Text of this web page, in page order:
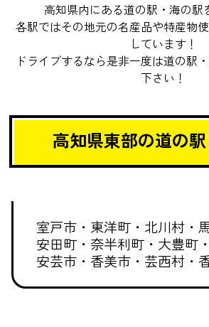
高知県内にある道の駅・海の駅
各駅ではその地元の名産品や特産物
しています！
ドライブするなら是非一度は道の駅
下さい！
高知県東部の道の
室戸市・ 東洋町・ 北川村・
安田町・ 奈半利町・ 大豊町・
安芸市・ 香美市・ 芸西村・